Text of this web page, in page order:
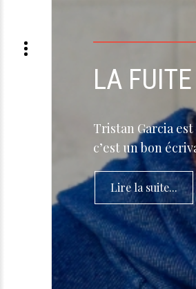
LA
Tristan Garcia
c’est un bon
Lire la suite...